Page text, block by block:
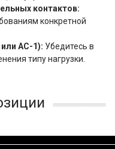
контактов:
конкретной
AC-1): Убедитесь в
типу нагрузки.